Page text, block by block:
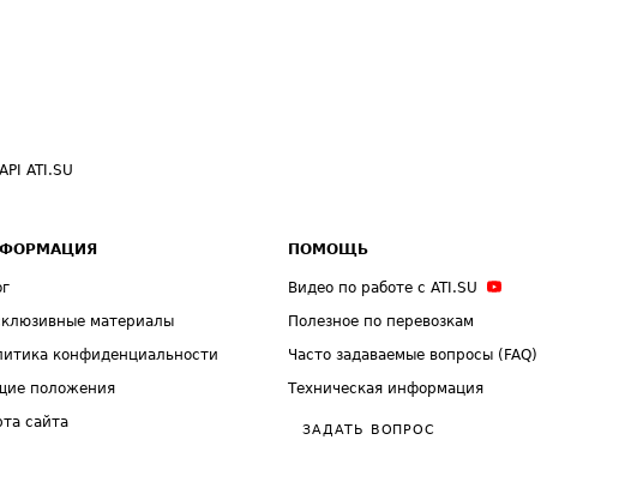
API ATI.SU
материалы
конфиденциальности
положения
сайта
ПОМОЩЬ
Видео по работе с ATI.SU
Полезное по перевозкам
Часто задаваемые вопросы (FAQ)
Техническая информация
ЗАДАТЬ ВОПРОС